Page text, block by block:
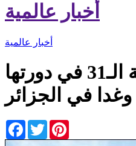
أخبار عالمية
أخبار عالمية
القمة العربية الـ31 في دورتها
وغدا في الجزائر
Facebook
Twitter